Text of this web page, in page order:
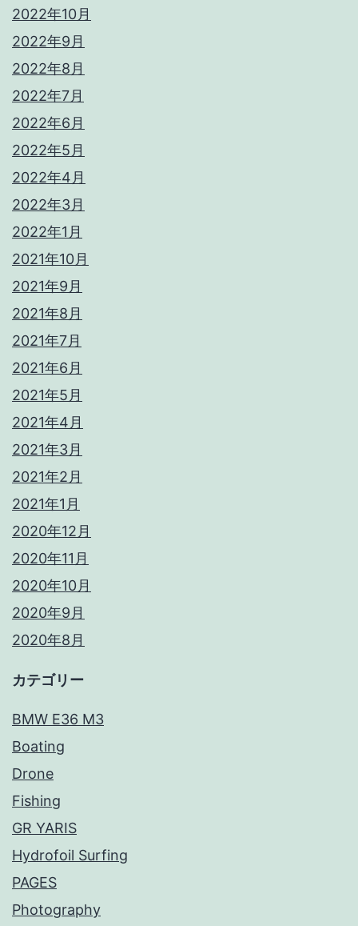
2022年10月
2022年9月
2022年8月
2022年7月
2022年6月
2022年5月
2022年4月
2022年3月
2022年1月
2021年10月
2021年9月
2021年8月
2021年7月
2021年6月
2021年5月
2021年4月
2021年3月
2021年2月
2021年1月
2020年12月
2020年11月
2020年10月
2020年9月
2020年8月
カテゴリー
BMW E36 M3
Boating
Drone
Fishing
GR YARIS
Hydrofoil Surfing
PAGES
Photography